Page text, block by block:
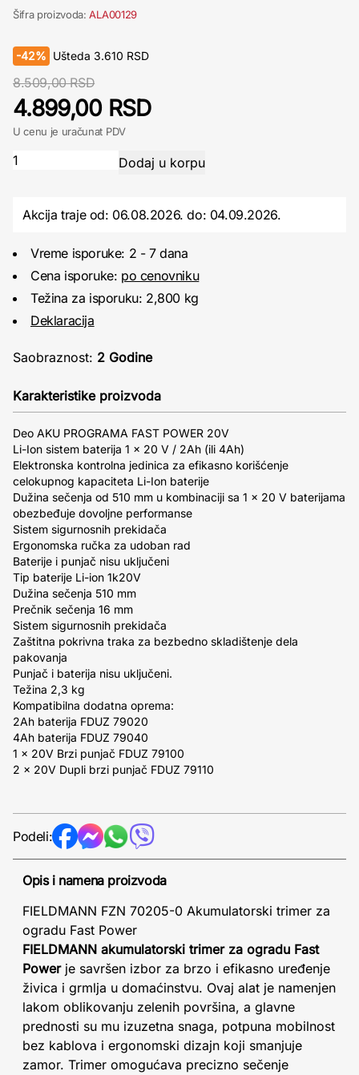
Šifra proizvoda:ALA00129
-42% Ušteda 3.610 RSD
8.509,00 RSD
4.899,00 RSD
U cenu je uračunat PDV
Akcija traje od: 06.08.2026.do: 04.09.2026.
Vreme isporuke: 2 - 7 dana
Cena isporuke: po cenovniku
Težina za isporuku: 2,800 kg
Deklaracija
Saobraznost: 2 Godine
Karakteristike proizvoda
Deo AKU PROGRAMA FAST POWER 20V
Li-Ion sistem baterija 1 × 20 V / 2Ah (ili 4Ah)
Elektronska kontrolna jedinica za efikasno korišćenje
celokupnog kapaciteta Li-Ion baterije
Dužina sečenja od 510 mm u kombinaciji sa 1 x 20 V baterijama
obezbeđuje dovoljne performanse
Sistem sigurnosnih prekidača
Ergonomska ručka za udoban rad
Baterije i punjač nisu uključeni
Tip baterije Li-ion 1k20V
Dužina sečenja 510 mm
Prečnik sečenja 16 mm
Sistem sigurnosnih prekidača
Zaštitna pokrivna traka za bezbedno skladištenje dela
pakovanja
Punjač i baterija nisu uključeni.
Težina 2,3 kg
Kompatibilna dodatna oprema:
2Ah baterija FDUZ 79020
4Ah baterija FDUZ 79040
1 x 20V Brzi punjač FDUZ 79100
2 x 20V Dupli brzi punjač FDUZ 79110
Podeli:
Opis i namena proizvoda
FIELDMANN FZN 70205-0 Akumulatorski trimer za
ogradu Fast Power
FIELDMANN akumulatorski trimer za ogradu Fast
Powerje savršen izbor za brzo i efikasno uređenje
živica i grmlja u domaćinstvu. Ovaj alat je namenjen
lakom oblikovanju zelenih površina, a glavne
prednosti su mu izuzetna snaga, potpuna mobilnost
bez kablova i ergonomski dizajn koji smanjuje
zamor. Trimer omogućava precizno sečenje